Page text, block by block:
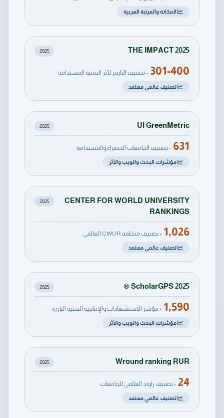
المكانة والمرتبة العربية
THE IMPACT 2025
2025
301-400 • تصنيف التايمز لأثر التنمية المستدامة
تصنيف عالمي معتمد
UI GreenMetric
2025
631 • تصنيف الجامعات الخضراء والمستدامة
مؤشرات البحث والويب والأثر
CENTER FOR WORLD UNIVERSITY
RANKINGS
2025
1,026 • تصنيف منظمة CWUR العالمي
تصنيف عالمي معتمد
ScholarGPS 2025 ®
2025
1,590 • مؤشر الاستشهادات والإنتاجية البحثية البارزة
مؤشرات البحث والويب والأثر
Wround ranking RUR
2025
24 • تصنيف راوند العالمي للجامعات
تصنيف عالمي معتمد